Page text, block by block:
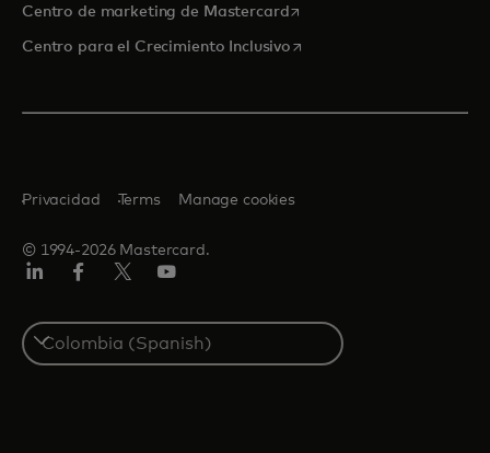
Centro de marketing de Mastercardse abre en una pestaña
Centro para el Crecimiento Inclusivose abre en una pestaña
© 1994-2026 Mastercard.
Privacidad Terms Manage cookies
Select
a
country